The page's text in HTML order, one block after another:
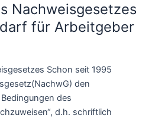
Nachweisgesetzes
für Arbeitgeber
Schon seit 1995
den
des
d.h. schriftlich